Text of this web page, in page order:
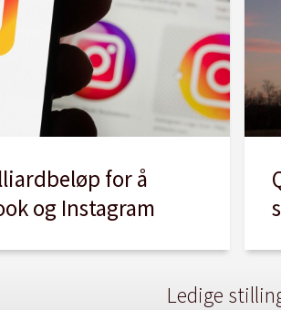
for å
og Instagram
Ledige